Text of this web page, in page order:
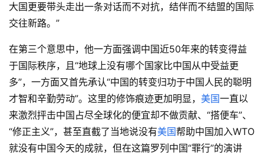
大国更要带头走出一条对话而不对抗，结伴而不结盟的国际
交往新路。”
在第三个意思中，他一方面强调中国近50年来的转变得益
于国际秩序，且“地球上没有哪个国家比中国从中受益更
多”，一方面又首先承认“中国的转变归功于中国人民的聪明
才智和辛勤劳动”。这里的修饰痕迹更加明显， 美国一直以
来激烈抨击中国占尽全球化的便宜却不做贡献、“搭便车”、
“修正主义”，甚至直截了当地说没有美国帮助中国加入WTO
就没有中国今天的成就，但在这篇罗列中国“罪行”的演讲